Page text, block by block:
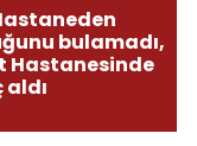
bulamadı,
Hastanesinde
aldı